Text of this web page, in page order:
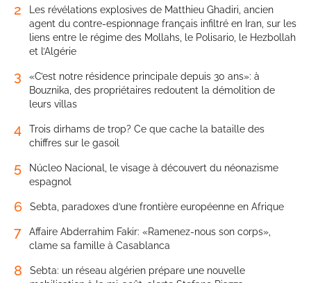
2
Les révélations explosives de Matthieu Ghadiri, ancien
agent du contre-espionnage français infiltré en Iran, sur les
liens entre le régime des Mollahs, le Polisario, le Hezbollah
et l’Algérie
3
«C’est notre résidence principale depuis 30 ans»: à
Bouznika, des propriétaires redoutent la démolition de
leurs villas
4
Trois dirhams de trop? Ce que cache la bataille des
chiffres sur le gasoil
5
Núcleo Nacional, le visage à découvert du néonazisme
espagnol
6 Sebta, paradoxes d’une frontière européenne en Afrique
7
Affaire Abderrahim Fakir: «Ramenez-nous son corps»,
clame sa famille à Casablanca
8
Sebta: un réseau algérien prépare une nouvelle